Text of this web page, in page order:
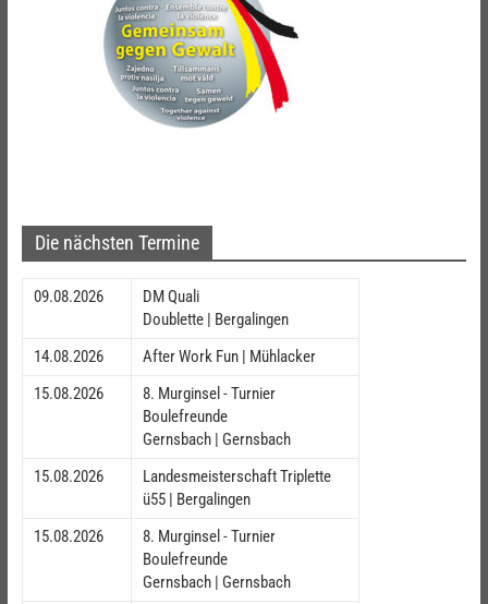
Die nächsten Termine
09.08.2026
DM Quali
Doublette | Bergalingen
14.08.2026
After Work Fun | Mühlacker
15.08.2026
8. Murginsel - Turnier
Boulefreunde
Gernsbach | Gernsbach
15.08.2026
Landesmeisterschaft Triplette
ü55 | Bergalingen
15.08.2026
8. Murginsel - Turnier
Boulefreunde
Gernsbach | Gernsbach